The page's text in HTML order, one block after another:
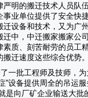
严明的搬迁技术人员队
业单位提供了安全快
迁设备和技术，又为广
中， 中迁搬家搬家公
素质、刻苦耐劳的员工
迁速度这些综合优势。
一批工程师及技师，
”设备提供周全的吊运服
是向厂矿企业输送大批